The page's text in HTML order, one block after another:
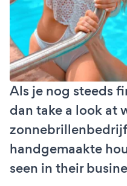
Als je nog steeds
dan take a look at
handgemaakte
seen in their